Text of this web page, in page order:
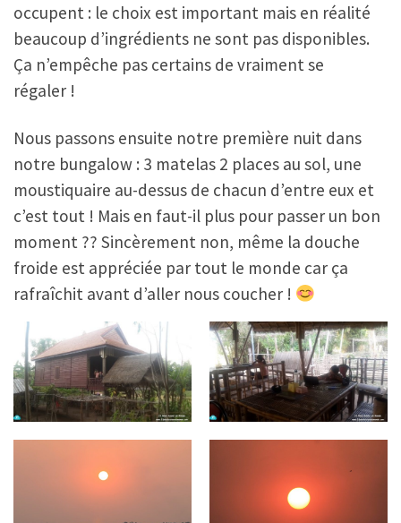
occupent : le choix est important mais en réalité
beaucoup d’ingrédients ne sont pas disponibles.
Ça n’empêche pas certains de vraiment se
régaler !
Nous passons ensuite notre première nuit dans
notre bungalow : 3 matelas 2 places au sol, une
moustiquaire au-dessus de chacun d’entre eux et
c’est tout ! Mais en faut-il plus pour passer un bon
moment ?? Sincèrement non, même la douche
froide est appréciée par tout le monde car ça
rafraîchit avant d’aller nous coucher !